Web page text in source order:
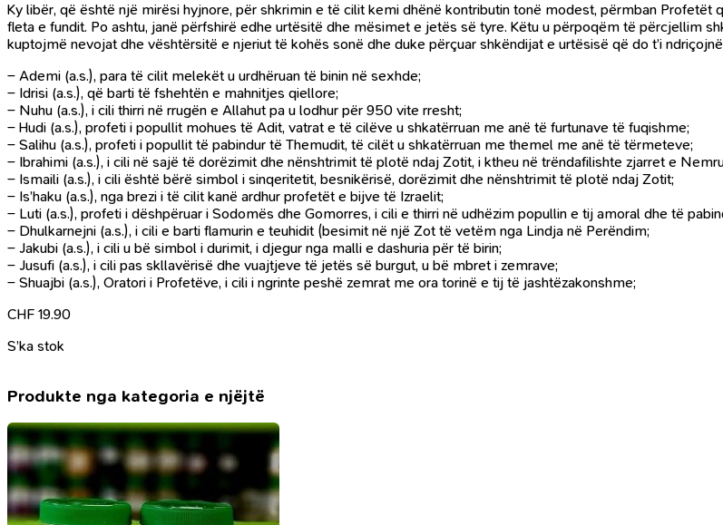
Ky libër, që është një mirësi hyjnore, për shkrimin e të cilit kemi dhënë kontributin tonë modest, përmban
fleta e fundit. Po ashtu, janë përfshirë edhe urtësitë dhe mësimet e jetës së tyre. Këtu u përpoqëm të përcjellim
kuptojmë nevojat dhe vështërsitë e njeriut të kohës sonë dhe duke përçuar shkëndijat e urtësisë që do t’i
– Ademi (a.s.), para të cilit melekët u urdhëruan të binin në sexhde;
– Idrisi (a.s.), që barti të fshehtën e mahnitjes qiellore;
– Nuhu (a.s.), i cili thirri në rrugën e Allahut pa u lodhur për 950 vite rresht;
– Hudi (a.s.), profeti i popullit mohues të Adit, vatrat e të cilëve u shkatërruan me anë të furtunave të fuqishme;
– Salihu (a.s.), profeti i popullit të pabindur të Themudit, të cilët u shkatërruan me themel me anë të tërmeteve;
– Ibrahimi (a.s.), i cili në sajë të dorëzimit dhe nënshtrimit të plotë ndaj Zotit, i ktheu në trëndafilishte zjarret e
– Ismaili (a.s.), i cili është bërë simbol i sinqeritetit, besnikërisë, dorëzimit dhe nënshtrimit të plotë ndaj Zotit;
– Is’haku (a.s.), nga brezi i të cilit kanë ardhur profetët e bijve të Izraelit;
– Luti (a.s.), profeti i dëshpëruar i Sodomës dhe Gomorres, i cili e thirri në udhëzim popullin e tij amoral dhe të
– Dhulkarnejni (a.s.), i cili e barti flamurin e teuhidit (besimit në një Zot të vetëm nga Lindja në Perëndim;
– Jakubi (a.s.), i cili u bë simbol i durimit, i djegur nga malli e dashuria për të birin;
– Jusufi (a.s.), i cili pas skllavërisë dhe vuajtjeve të jetës së burgut, u bë mbret i zemrave;
– Shuajbi (a.s.), Oratori i Profetëve, i cili i ngrinte peshë zemrat me ora torinë e tij të jashtëzakonshme;
CHF 19.90
S’ka stok
Produkte nga kategoria e njëjtë